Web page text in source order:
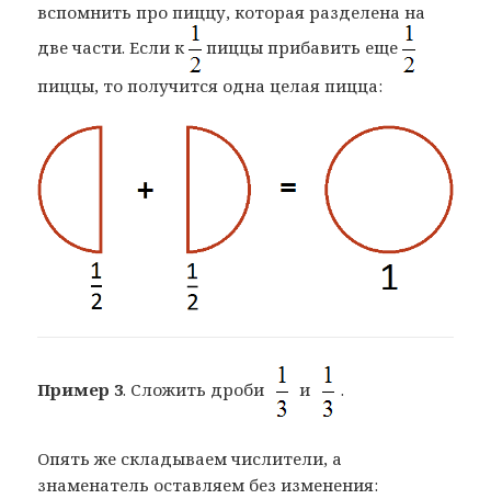
вспомнить про пиццу, которая разделена на
две части. Если к
пиццы прибавить еще
пиццы, то получится одна целая пицца:
Пример 3. Сложить дроби и .
Опять же складываем числители, а
знаменатель оставляем без изменения: